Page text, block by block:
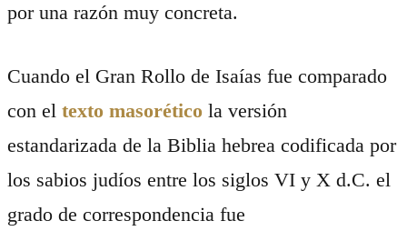
por una razón muy concreta.
Cuando el Gran Rollo de Isaías fue comparado
con el texto masorético la versión
estandarizada de la Biblia hebrea codificada por
los sabios judíos entre los siglos VI y X d.C. el
grado de correspondencia fue